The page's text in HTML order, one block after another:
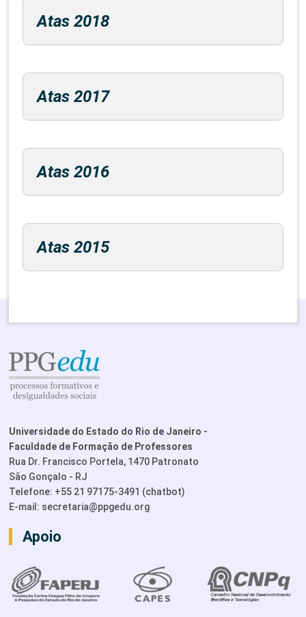
Atas 2018
Atas 2017
Atas 2016
Atas 2015
Universidade do Estado do Rio de Janeiro -
Faculdade de Formação de Professores
Rua Dr. Francisco Portela, 1470 Patronato
São Gonçalo - RJ
Telefone: +55 21 97175-3491 (chatbot)
E-mail: secretaria@ppgedu.org
Apoio